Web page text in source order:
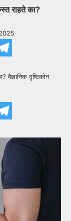
राहते का?
वैज्ञानिक दृष्टिकोन